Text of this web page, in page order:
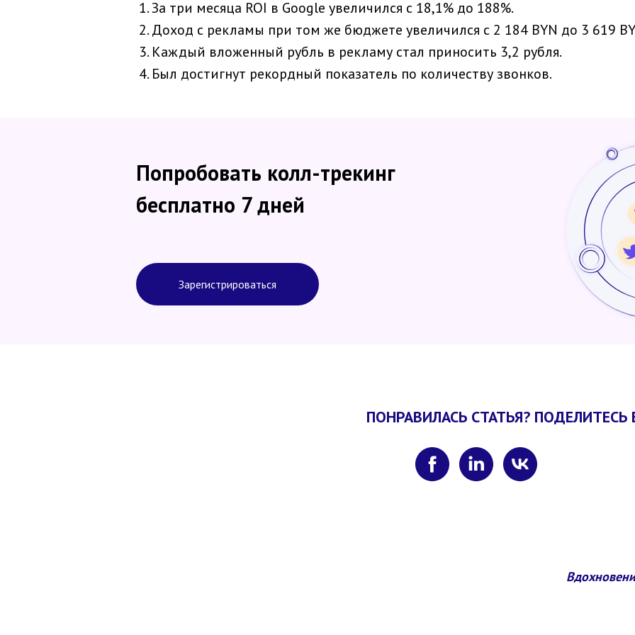
За три месяца ROI в Google увеличился с 18,1% до 188%.
Доход с рекламы при том же бюджете увеличился с 2 184 BYN до 3 619
Каждый вложенный рубль в рекламу стал приносить 3,2 рубля.
Был достигнут рекордный показатель по количеству звонков.
Попробовать колл-трекинг
бесплатно 7 дней
Зарегистрироваться
ПОНРАВИЛАСЬ СТАТЬЯ? ПОДЕЛИТЕСЬ